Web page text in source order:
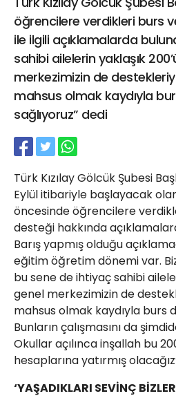
öğrencilere verdikleri burs
ile ilgili açıklamalarda
sahibi ailelerin yaklaşık
merkezimizin de
mahsus olmak kaydıyla
sağlıyoruz” dedi
Türk Kızılay Gölcük Şubesi
Eylül itibariyle başlayacak
öncesinde öğrencilere
desteği hakkında
Barış yapmış olduğu
eğitim öğretim dönemi var.
bu sene de ihtiyaç sahibi
genel merkezimizin de
mahsus olmak kaydıyla burs
Bunların çalışmasını da
Okullar açılınca inşallah bu
hesaplarına yatırmış
‘YAŞADIKLARI SEVİNÇ
21 Gölcük